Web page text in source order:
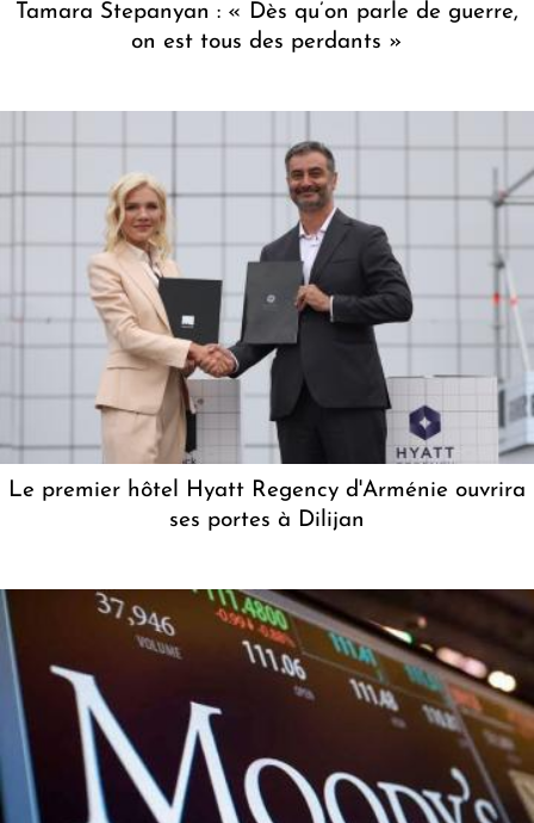
Tamara Stepanyan : « Dès qu’on parle de guerre,
on est tous des perdants »
Le premier hôtel Hyatt Regency d'Arménie ouvrira
ses portes à Dilijan